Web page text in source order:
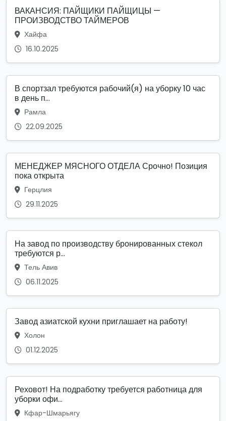
ВАКАНСИЯ: ПАЙЩИКИ ПАЙЩИЦЫ —
ПРОИЗВОДСТВО ТАЙМЕРОВ
Хайфа
16.10.2025
В спортзал требуются рабочий(я) на уборку 10 час
в день п...
Рамла
22.09.2025
МЕНЕДЖЕР МЯСНОГО ОТДЕЛА Срочно! Позиция
пока открыта
Герцлия
29.11.2025
На завод по производству бронированных стекол
требуются р...
Тель Авив
06.11.2025
Завод азиатской кухни приглашает на работу!
Холон
01.12.2025
Реховот! На подработку требуется работница для
уборки офи...
Кфар-Шмарьягу